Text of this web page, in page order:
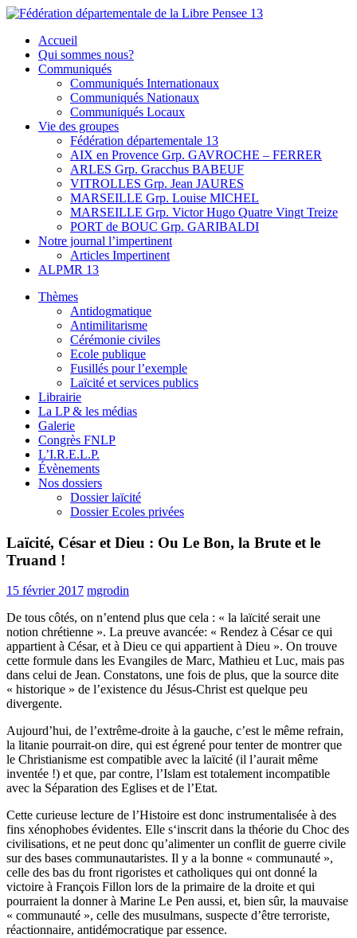
Skip
content
Fédération départementale de la Libre Pensee 13
Membre de la fédération Nationale de la Libre Pensée ni dieu ni
maitre
Accueil
Qui sommes nous?
Communiqués
Communiqués Internationaux
Communiqués Nationaux
Communiqués Locaux
Vie des groupes
Fédération départementale 13
AIX en Provence Grp. GAVROCHE – FERRER
ARLES Grp. Gracchus BABEUF
VITROLLES Grp. Jean JAURES
MARSEILLE Grp. Louise MICHEL
MARSEILLE Grp. Victor Hugo Quatre Vingt Treize
PORT de BOUC Grp. GARIBALDI
Notre journal l’impertinent
Articles Impertinent
ALPMR 13
Thèmes
Antidogmatique
Antimilitarisme
Cérémonie civiles
Ecole publique
Fusillés pour l’exemple
Laïcité et services publics
Librairie
La LP & les médias
Galerie
Congrès FNLP
L’I.R.E.L.P.
Évènements
Nos dossiers
Dossier laïcité
Dossier Ecoles privées
Laïcité, César et Dieu : Ou Le Bon, la Brute et le
Truand !
15 février 2017 mgrodin
De tous côtés, on n’entend plus que cela : « la laïcité serait une
notion chrétienne ». La preuve avancée: « Rendez à César ce qui
appartient à César, et à Dieu ce qui appartient à Dieu ». On trouve
cette formule dans les Evangiles de Marc, Mathieu et Luc, mais pas
dans celui de Jean. Constatons, une fois de plus, que la source dite
« historique » de l’existence du Jésus-Christ est quelque peu
divergente.
Aujourd’hui, de l’extrême-droite à la gauche, c’est le même refrain,
la litanie pourrait-on dire, qui est égrené pour tenter de montrer que
le Christianisme est compatible avec la laïcité (il l’aurait même
inventée !) et que, par contre, l’Islam est totalement incompatible
avec la Séparation des Eglises et de l’Etat.
Cette curieuse lecture de l’Histoire est donc instrumentalisée à des
fins xénophobes évidentes. Elle s‘inscrit dans la théorie du Choc des
civilisations, et ne peut donc qu’alimenter un conflit de guerre civile
sur des bases communautaristes. Il y a la bonne « communauté »,
celle des bas du front rigoristes et catholiques qui ont donné la
victoire à François Fillon lors de la primaire de la droite et qui
pourraient la donner à Marine Le Pen aussi, et, bien sûr, la mauvaise
« communauté », celle des musulmans, suspecte d’être terroriste,
réactionnaire, antidémocratique par essence.